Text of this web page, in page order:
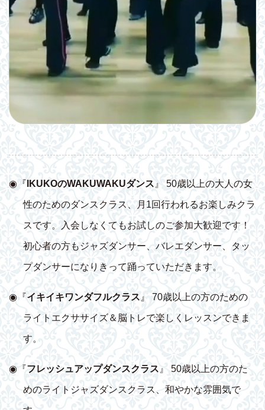
◉『 IKUKOのWAKUWAKUダンス 』 50歳以上の大人の女
性のためのダンスクラス、月1回行われるお楽しみクラ
スです。入会しなくてもお試しのご参加大歓迎です！
初心者の方もジャズダンサー、バレエダンサー、タッ
プダンサーになりきって踊っていただきます。
◉『イキイキワンダフルクラス 』 70歳以上の方のための
ライトエクササイズ＆脳トレで楽しくレッスンできま
す。
◉『フレッシュアップダンスクラス』 50歳以上の方のた
めのライトジャズダンスクラス、和やかな雰囲気で